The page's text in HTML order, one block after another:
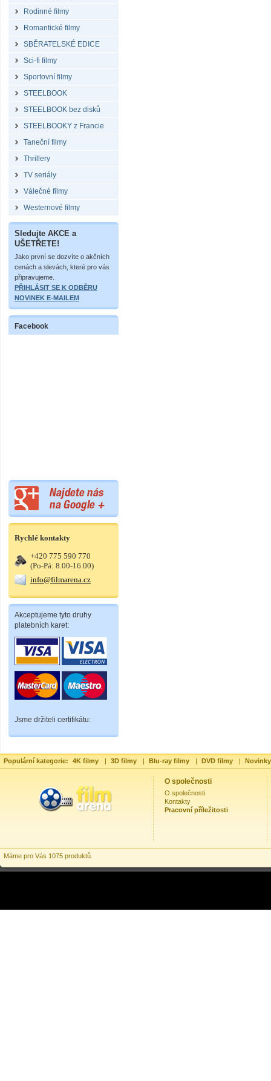
Rodinné filmy
Romantické filmy
SBĚRATELSKÉ EDICE
Sci-fi filmy
Sportovní filmy
STEELBOOK
STEELBOOK bez disků
STEELBOOKY z Francie
Taneční filmy
Thrillery
TV seriály
Válečné filmy
Westernové filmy
Sledujte AKCE a
UŠETŘETE!
Jako první se dozvíte o akčních
cenách a slevách, které pro vás
připravujeme.
PŘIHLÁSIT SE K ODBĚRU
NOVINEK E-MAILEM
Facebook
Rychlé kontakty
+420 775 590 770
(Po-Pá: 8.00-16.00)
info@filmarena.cz
Akceptujeme tyto druhy
platebních karet:
Jsme držiteli certifikátu:
Populární kategorie: 4K filmy | 3D filmy | Blu-ray filmy | DVD filmy |
O společnosti
O společnosti
Kontakty
Pracovní příležitosti
Máme pro Vás 1075 produktů.